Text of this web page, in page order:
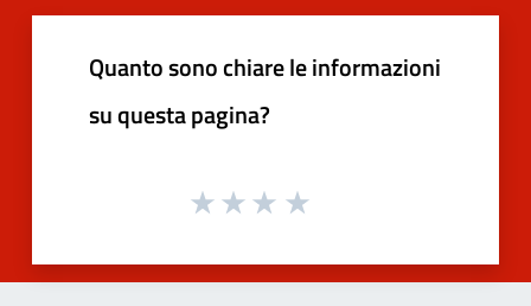
Quanto sono chiare le informazioni
su questa pagina?